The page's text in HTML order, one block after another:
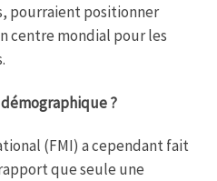
pourraient positionner
centre mondial pour les
?
(FMI) a cependant fait
que seule une